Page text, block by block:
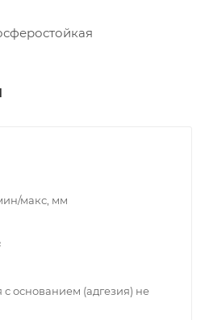
макс, мм
основанием (адгезия) не